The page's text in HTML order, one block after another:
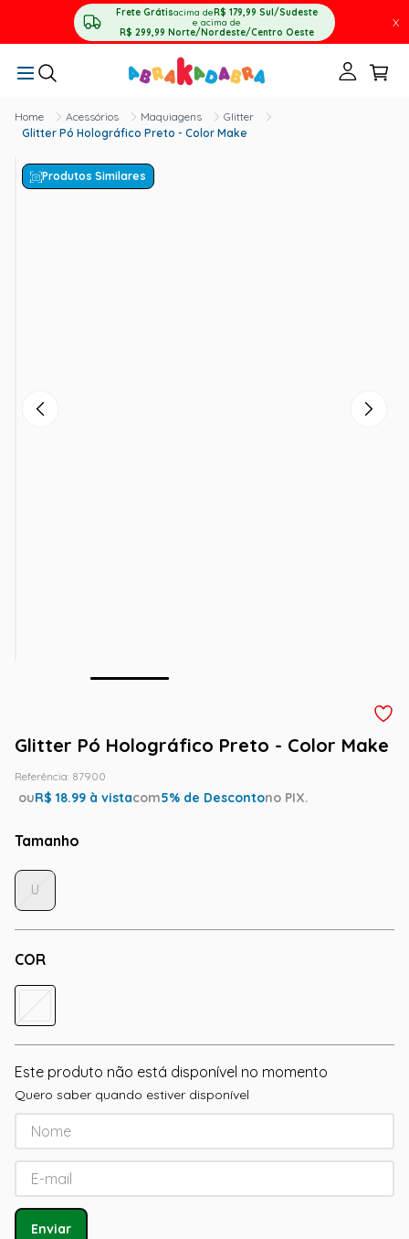
Frete Grátisacima deR$ 179,99 Sul/Sudeste
e acima de
R$ 299,99 Norte/Nordeste/Centro Oeste
X
Acessórios Maquiagens
Glitter
Glitter Pó Holográfico Preto - Color Make
Produtos Similares
Glitter Pó Holográfico Preto - Color Make
Referência: 87900
ouR$ 18.99 à vistacom5% de Descontono PIX.
Tamanho
COR
U
Este produto não está disponível no momento
Quero saber quando estiver disponível
Enviar